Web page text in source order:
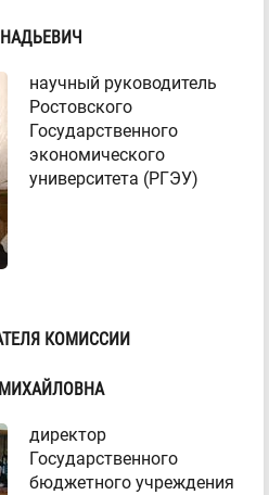
научный руководитель
Ростовского
Государственного
экономического
университета (РГЭУ)
КОМИССИИ
директор
Государственного
бюджетного учреждения